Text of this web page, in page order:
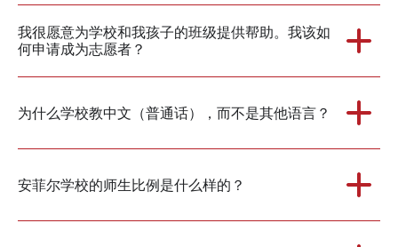
我很愿意为学校和我孩子的班级提供帮助。我该如
何申请成为志愿者？
为什么学校教中文（普通话），而不是其他语言？
安菲尔学校的师生比例是什么样的？